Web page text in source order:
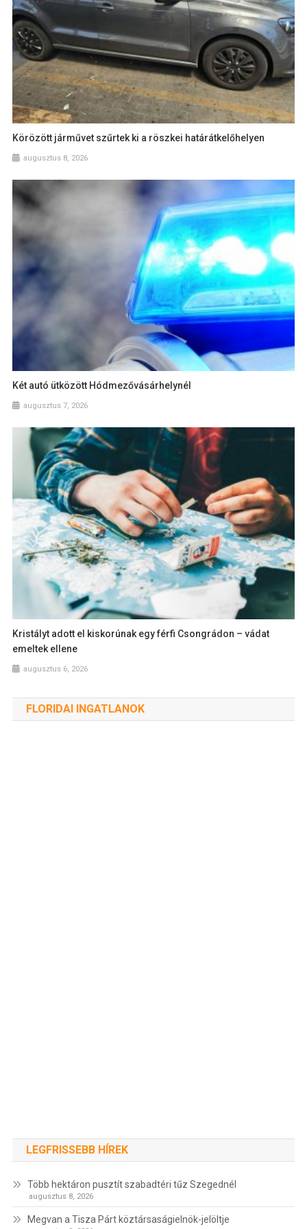
Körözött járművet szűrtek ki a röszkei határátkelőhelyen
augusztus 8, 2026
Két autó ütközött Hódmezővásárhelynél
augusztus 7, 2026
Kristályt adott el kiskorúnak egy férfi Csongrádon – vádat
emeltek ellene
augusztus 6, 2026
FLORIDAI INGATLANOK
LEGFRISSEBB HÍREK
Több hektáron pusztít szabadtéri tűz Szegednél
augusztus 8, 2026
Megvan a Tisza Párt köztársaságielnök-jelöltje